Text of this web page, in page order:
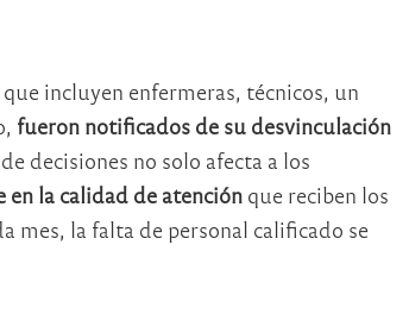
que incluyen enfermeras, técnicos, un
fueron notificados de su desvinculación
decisiones no solo afecta a los
la calidad de atenciónque reciben los
mes, la falta de personal calificado se